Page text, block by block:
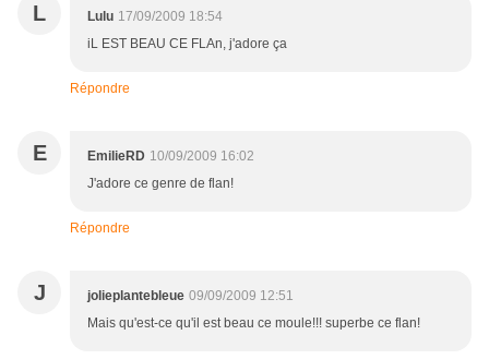
L Lulu 17/09/2009 18:54
iL EST BEAU CE FLAn, j'adore ça
Répondre
E EmilieRD 10/09/2009 16:02
J'adore ce genre de flan!
Répondre
J jolieplantebleue 09/09/2009 12:51
Mais qu'est-ce qu'il est beau ce moule!!! superbe ce flan!